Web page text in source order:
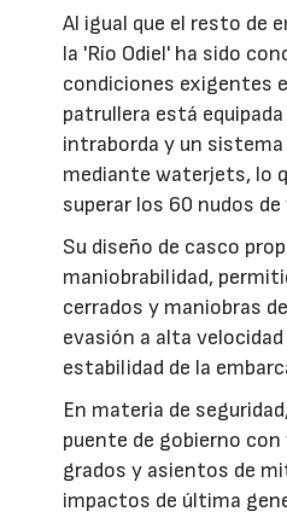
Al igual que el resto de
la 'Río Odiel' ha sido
condiciones exigentes
patrullera está
intraborda y un sistema
mediante waterjets, lo
superar los 60 nudos
Su diseño de casco
maniobrabilidad,
cerrados y maniobras
evasión a alta
estabilidad de la
En materia de
puente de gobierno
grados y asientos de
impactos de última